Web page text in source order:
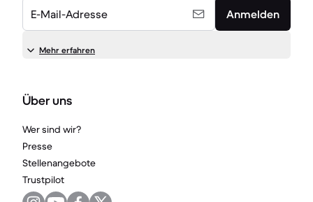
E-Mail-Adresse Anmelden
Mehr erfahren
Über uns
Wer sind wir?
Presse
Stellenangebote
Trustpilot